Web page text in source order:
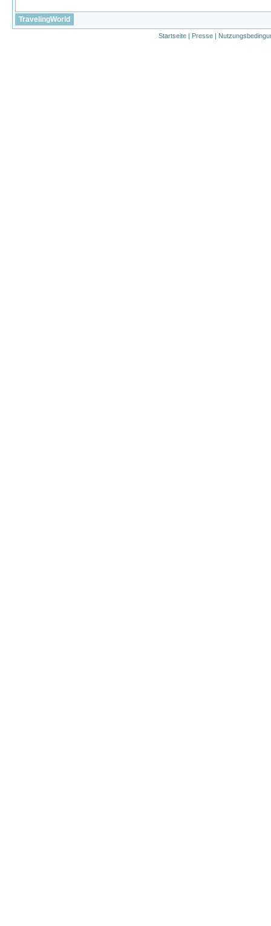
TravelingWorld
Startseite | Presse |